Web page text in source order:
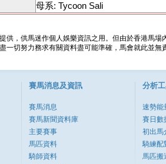
母系: Tycoon Sali
供，供馬迷作個人娛樂資訊之用。但由於香港馬
一切努力務求有關資料盡可能準確，馬會就此並
賽馬消息及資訊
賽馬消息
賽馬新聞資料庫
主要賽事
馬匹資料
騎師資料
分析
速勢能
賽日數
初出馬
騎練配
馬匹搬